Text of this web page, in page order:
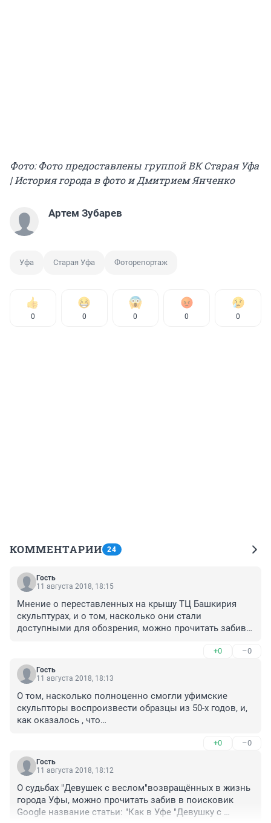
Фото: Фото предоставлены группой ВК Старая Уфа
| История города в фото и Дмитрием Янченко
Артем Зубарев
Уфа Старая Уфа Фоторепортаж
0 0 0 0 0
КОММЕНТАРИИ 24
Гость
11 августа 2018, 18:15
Мнение о переставленных на крышу ТЦ Башкирия
скульптурах, и о том, насколько они стали
доступными для обозрения, можно прочитать забив в
Уфимские скульптуры из времён СССР теперь стали
"далеки от народа"
+0 –0
Гость
11 августа 2018, 18:13
О том, насколько полноценно смогли уфимские
скульпторы воспроизвести образцы из 50-х годов, и,
как оказалось , что
эпохи, по степени правдивости, при отображении
жизненных реалий, заметно превосходят, копию,
созданную в наше время, можно прочитать, забив в
скульптура из времени СССР, утратила
реалистичность, ранее ей присущую".
+0 –0
Гость
11 августа 2018, 18:12
О судьбах "Девушек с веслом"возвращённых в жизнь
города Уфы, можно прочитать забив в поисковик
Google название статьи: "Как в Уфе "Девушку с